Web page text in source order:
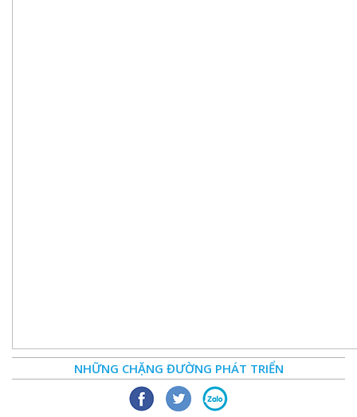
NHỮNG CHẶNG ĐƯỜNG PHÁT TRIỂN